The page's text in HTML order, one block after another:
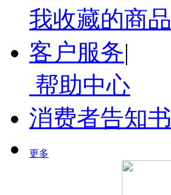
我收藏的商品
客户服务|
帮助中心
消费者告知书
更多